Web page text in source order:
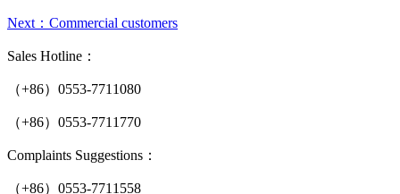
Next：Commercial customers
Sales Hotline：
（+86）0553-7711080
（+86）0553-7711770
Complaints Suggestions：
（+86）0553-7711558